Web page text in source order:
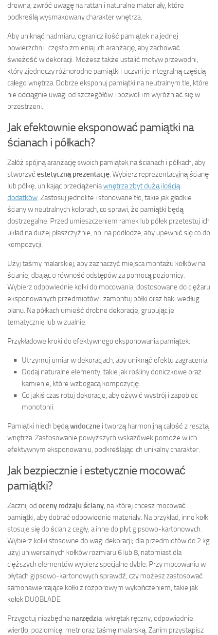
drewna, zwróć uwagę na rattan i naturalne materiały, które
podkreślą wysmakowany charakter wnętrza.
Aby uniknąć nadmiaru, ogranicz ilość pamiątek na jednej
powierzchni i często zmieniaj ich aranżację, aby zachować
świeżość w dekoracji. Możesz także ustalić motyw przewodni,
który zjednoczy różnorodne pamiątki i uczyni je integralną częścią
całego wnętrza. Dobrze eksponuj pamiątki na neutralnym tle, które
nie odciągnie uwagi od szczegółów i pozwoli im wyróżniać się w
przestrzeni.
Jak efektownie eksponować pamiątki na
ścianach i półkach?
Załóż spójną aranżację swoich pamiątek na ścianach i półkach, aby
stworzyć estetyczną prezentację . Wybierz reprezentacyjną ścianę
lub półkę, unikając przeciążeniawnętrza zbyt dużą ilością
dodatków . Zastosuj jednolite i stonowane tło, takie jak gładkie
ściany w neutralnych kolorach, co sprawi, że pamiątki będą
dostrzegalne. Przed umieszczeniem ramek lub półek przetestuj ich
układ na dużej płaszczyźnie, np. na podłodze, aby upewnić się co do
kompozycji.
Użyj taśmy malarskiej, aby zaznaczyć miejsca montażu kołków na
ścianie, dbając o równość odstępów za pomocą poziomicy.
Wybierz odpowiednie kołki do mocowania, dostosowane do ciężaru
eksponowanych przedmiotów i zamontuj półki oraz haki według
planu. Na półkach umieść drobne dekoracje, grupując je
tematycznie lub wizualnie.
Przykładowe kroki do efektywnego eksponowania pamiątek:
Utrzymuj umiar w dekoracjach, aby uniknąć efektu zagracenia.
Dodaj naturalne elementy, takie jak rośliny doniczkowe oraz
kamienie, które wzbogacą kompozycję.
Co jakiś czas rotuj dekoracje, aby ożywić wystrój i zapobiec
monotonii.
Pamiątki niech będąwidoczne i tworzą harmonijną całość z resztą
wnętrza. Zastosowanie powyższych wskazówek pomoże w ich
efektywnym eksponowaniu, podkreślając ich unikalny charakter.
Jak bezpiecznie i estetycznie mocować
pamiątki?
Zacznij od oceny rodzaju ściany , na której chcesz mocować
pamiątki, aby dobrać odpowiednie materiały. Na przykład, inne kołki
stosuje się do ścian z cegły, a inne do płyt gipsowo-kartonowych.
Wybierz kołki stosowne do wagi dekoracji; dla przedmiotów do 2 kg
użyj uniwersalnych kołków rozmiaru 6 lub 8, natomiast dla
cięższych elementów wybierz specjalne dyble. Przy mocowaniu w
płytach gipsowo-kartonowych sprawdź, czy możesz zastosować
samonawiercające kołki z rozporowym wykończeniem, takie jak
kołek DUOBLADE.
Przygotuj niezbędne narzędzia: wkrętak ręczny, odpowiednie
wiertło, poziomicę, metr oraz taśmę malarską. Zanim przystąpisz